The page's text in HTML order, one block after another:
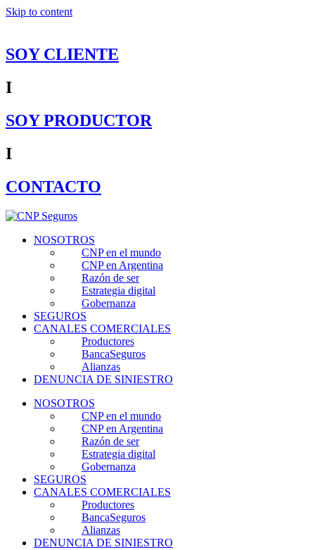
Skip to content
SOY CLIENTE
I
SOY PRODUCTOR
I
CONTACTO
NOSOTROS
CNP en el mundo
CNP en Argentina
Razón de ser
Estrategia digital
Gobernanza
SEGUROS
CANALES COMERCIALES
Productores
BancaSeguros
Alianzas
DENUNCIA DE SINIESTRO
NOSOTROS
CNP en el mundo
CNP en Argentina
Razón de ser
Estrategia digital
Gobernanza
SEGUROS
CANALES COMERCIALES
Productores
BancaSeguros
Alianzas
DENUNCIA DE SINIESTRO